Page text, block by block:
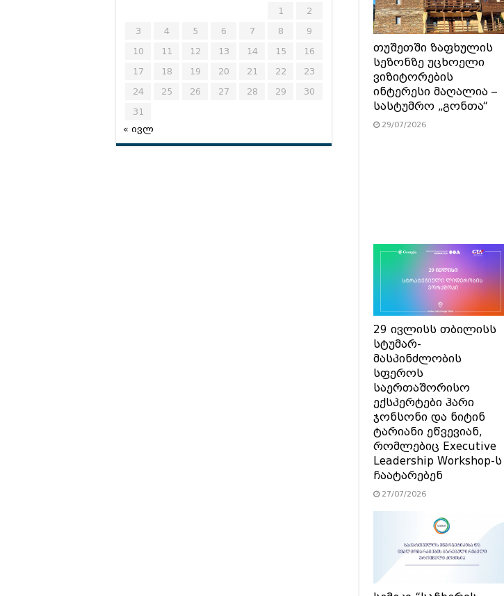
თუშეთში ზაფხულის
სეზონზე უცხოელი
ვიზიტორების
ინტერესი მაღალია –
სასტუმრო „გონთა“
29/07/2026
29 ივლისს თბილისს
სტუმარ-
მასპინძლობის
სფეროს
საერთაშორისო
ექსპერტები ჰარი
ჯონსონი და ნიტინ
ტარიანი ეწვევიან,
რომლებიც Executive
Leadership Workshop-ს
ჩაატარებენ
27/07/2026
1
2
3
4 5 6 7 8
9
10
11 12 13 14 15
16
17
18 19 20 21 22
23
24
25 26 27 28 29
30
31
« ივლ